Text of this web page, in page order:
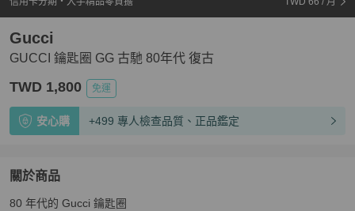
GUCCI 鑰匙圈 GG 古馳 80年代 復古
Gucci
TWD 1,800 免運
安心購 +499 專人檢查品質、正品鑑定
關於商品
關於GUCCI 鑰匙圈 GG 古馳 80年代 復古
80 年代的 Gucci 鑰匙圈